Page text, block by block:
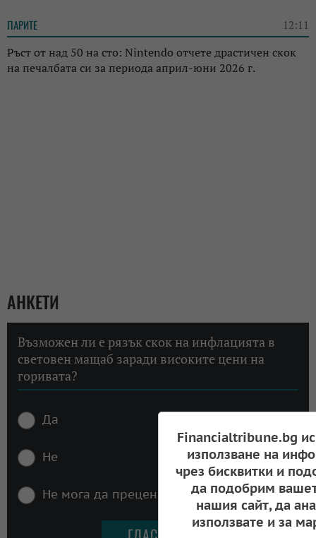
ПАРИТЕ 12:11
Ръст от над 50 на сто: Nintendo отчете драстичен скок
на печалбата си за периода април-юни 2026 г.
АНКЕТИ
Възможен ли е рязък скок на инфлацията в
световен мащаб заради високите цени на
горивата?
Да
Не
Не мога да преценя
Financialtribune.bg
използване на
чрез бисквитки и
да подобрим
нашия сайт, да
използвате и за